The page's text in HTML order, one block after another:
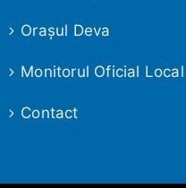
Oraşul Deva
Monitorul Oficial Local
Contact